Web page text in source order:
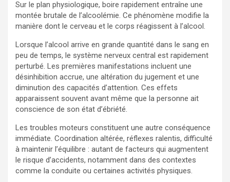
Sur le plan physiologique, boire rapidement entraîne une
montée brutale de l’alcoolémie. Ce phénomène modifie la
manière dont le cerveau et le corps réagissent à l’alcool.
Lorsque l’alcool arrive en grande quantité dans le sang en
peu de temps, le système nerveux central est rapidement
perturbé. Les premières manifestations incluent une
désinhibition accrue, une altération du jugement et une
diminution des capacités d’attention. Ces effets
apparaissent souvent avant même que la personne ait
conscience de son état d’ébriété.
Les troubles moteurs constituent une autre conséquence
immédiate. Coordination altérée, réflexes ralentis, difficulté
à maintenir l’équilibre : autant de facteurs qui augmentent
le risque d’accidents, notamment dans des contextes
comme la conduite ou certaines activités physiques.